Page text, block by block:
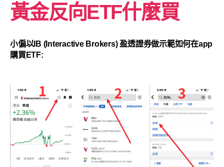
黃金反向ETF什麼買
小偏以IB (Interactive Brokers) 盈透證券做示範如何在app
購買ETF: